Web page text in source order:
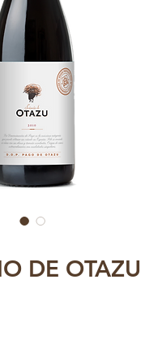
DE OTAZU